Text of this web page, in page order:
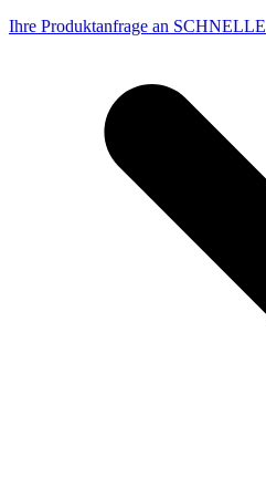
Ihre Produktanfrage an SCHNELLE